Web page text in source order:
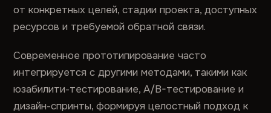
от конкретных целей, стадии проекта, доступных
ресурсов и требуемой обратной связи.
Современное прототипирование часто
интегрируется с другими методами, такими как
юзабилити-тестирование, A/B-тестирование и
дизайн-спринты, формируя целостный подход к